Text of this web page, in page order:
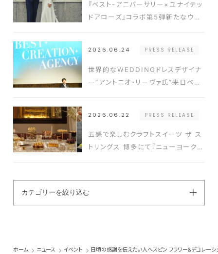
『ベスト-アニバーサリー×ユナイテッ
ドアローズ』コラボ第5弾新たなウエ
2026.06.24
PRESS RELEASE
世界的なWEDDINGドレスデザイナ
ー“アントニオ・リーヴァ氏”来日ベス
ォーム発表
2026.06.22 PRESS RELEASE
五感で楽しむクラフトスイーツ ザ ス
トリングス 博多にて『ニューヨークス
カテゴリーを絞り込む
ホーム ニュース イベント 日頃の感謝を伝えたい人へスピン フラワー&デコレー